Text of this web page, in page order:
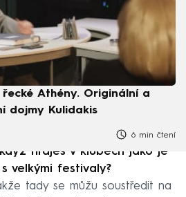
Athény. Originální a
dojmy Kulidakis
6 min čtení
hraješ v klubech jako je
velkými festivaly?
tady se můžu soustředit na